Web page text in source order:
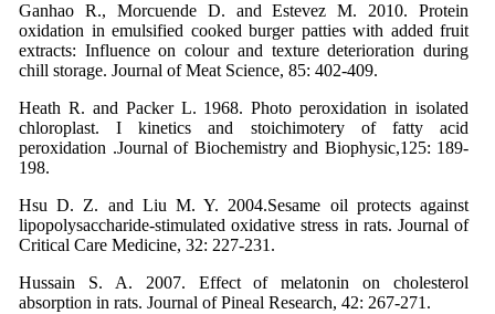
Ganhao R., Morcuende D. and Estevez M. 2010. Protein
oxidation in emulsified cooked burger patties with added fruit
extracts: Influence on colour and texture deterioration during
chill storage. Journal of Meat Science, 85: 402-409.
Heath R. and Packer L. 1968. Photo peroxidation in isolated
chloroplast. I kinetics and stoichimotery of fatty acid
peroxidation .Journal of Biochemistry and Biophysic,125: 189-
198.
Hsu D. Z. and Liu M. Y. 2004.Sesame oil protects against
lipopolysaccharide-stimulated oxidative stress in rats. Journal of
Critical Care Medicine, 32: 227-231.
Hussain S. A. 2007. Effect of melatonin on cholesterol
absorption in rats. Journal of Pineal Research, 42: 267-271.